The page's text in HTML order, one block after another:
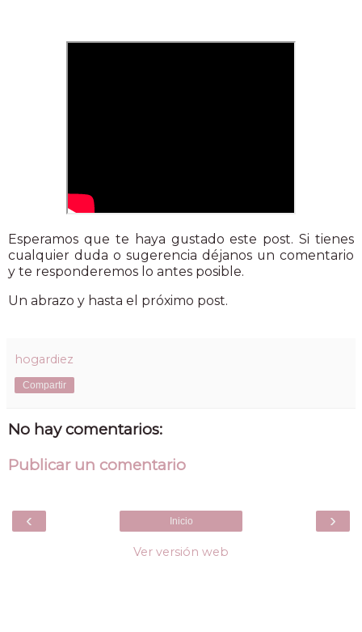
Esperamos que te haya gustado este post. Si tienes
cualquier duda o sugerencia déjanos un comentario
y te responderemos lo antes posible.
Un abrazo y hasta el próximo post.
hogardiez
Compartir
No hay comentarios:
Publicar un comentario
‹ ›
Inicio
Ver versión web